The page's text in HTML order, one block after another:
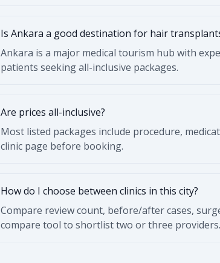
Is Ankara a good destination for hair
Ankara is a major medical tourism hub with
patients seeking all-inclusive packages.
Are prices all-inclusive?
Most listed packages include procedure,
clinic page before booking.
How do I choose between clinics in this city?
Compare review count, before/after cases,
compare tool to shortlist two or three providers.